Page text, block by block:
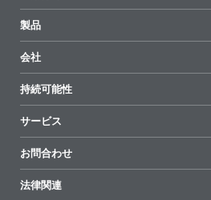
製品
全製品
ハイライト
会社
ニュース
拠点と販売代理店
展示会 & イベント
経営陣
持続可能性
持続可能な製品
サクセスストーリー
EcoVadis
サービス
配合の出発点
論文記事
お問合わせ
法律関連